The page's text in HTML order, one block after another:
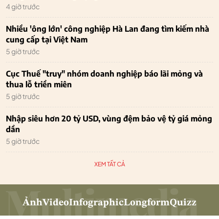
4 giờ trước
Nhiều 'ông lớn' công nghiệp Hà Lan đang tìm kiếm nhà
cung cấp tại Việt Nam
5 giờ trước
Cục Thuế "truy" nhóm doanh nghiệp báo lãi mỏng và
thua lỗ triền miên
5 giờ trước
Nhập siêu hơn 20 tỷ USD, vùng đệm bảo vệ tỷ giá mỏng
dần
5 giờ trước
XEM TẤT CẢ
ẢnhVideoInfographicLongformQuizz